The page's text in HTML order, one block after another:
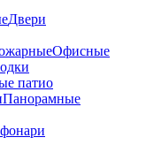
Двери
Офисные
патио
Панорамные